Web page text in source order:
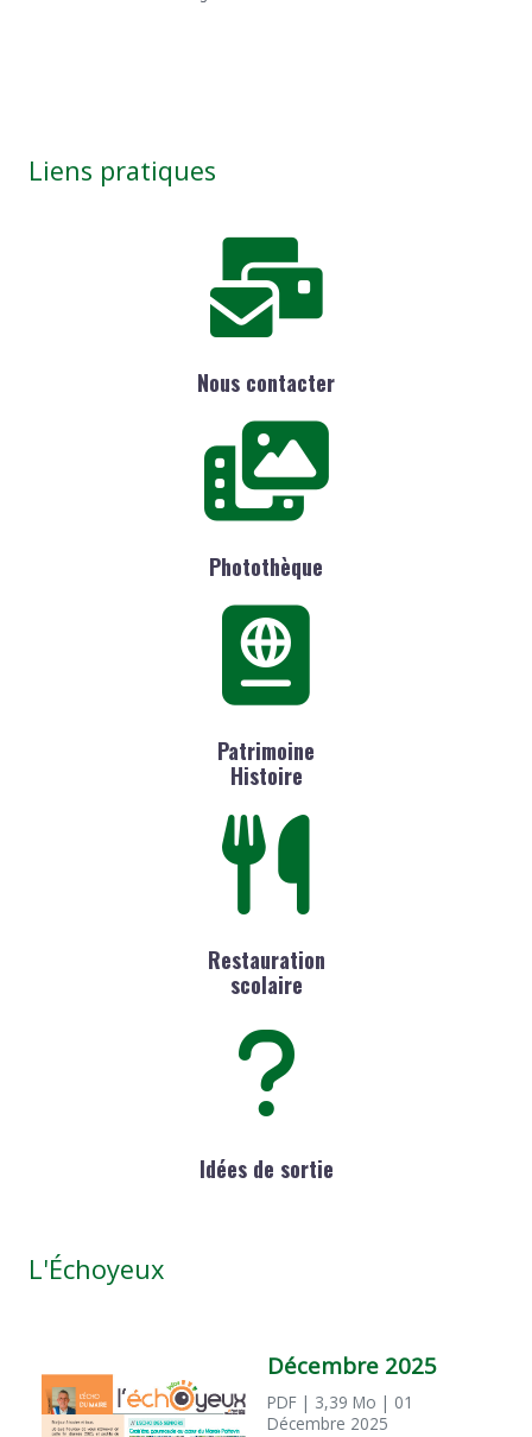
Liens pratiques
Nous contacter
Photothèque
Patrimoine
Histoire
Restauration
scolaire
Idées de sortie
L'Échoyeux
Décembre 2025
PDF | 3,39 Mo | 01
Décembre 2025